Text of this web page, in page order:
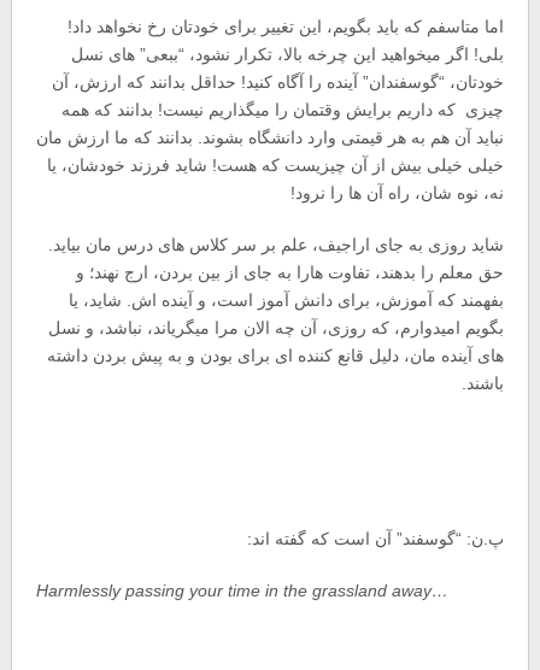
اما متاسفم که باید بگویم، این تغییر برای خودتان رخ نخواهد داد!
بلی! اگر میخواهید این چرخه بالا، تکرار نشود، “ببعی” های نسل
خودتان، “گوسفندان” آینده را آگاه کنید! حداقل بدانند که ارزش، آن
چیزی که داریم برایش وقتمان را میگذاریم نیست! بدانند که همه
نباید آن هم به هر قیمتی وارد دانشگاه بشوند. بدانند که ما ارزش مان
خیلی خیلی بیش از آن چیزیست که هست! شاید فرزند خودشان، یا
نه، نوه شان، راه آن ها را نرود!
شاید روزی به جای اراجیف، علم بر سر کلاس های درس مان بیاید.
حق معلم را بدهند، تفاوت هارا به جای از بین بردن، ارج نهند؛ و
بفهمند که آموزش، برای دانش آموز است، و آینده اش. شاید، یا
بگویم امیدوارم، که روزی، آن چه الان مرا میگریاند، نباشد، و نسل
های آینده مان، دلیل قانع کننده ای برای بودن و به پیش بردن داشته
باشند.
پ.ن: “گوسفند” آن است که گفته اند:
…Harmlessly passing your time in the grassland away